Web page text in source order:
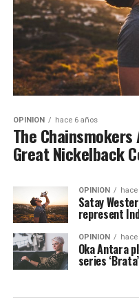
OPINION hace 6 años
The
Great Nickelback
OPINION
Satay
represent
OPINION
Oka Antara
series ‘Brata’